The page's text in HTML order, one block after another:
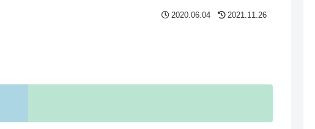
2020.06.04 2021.11.26